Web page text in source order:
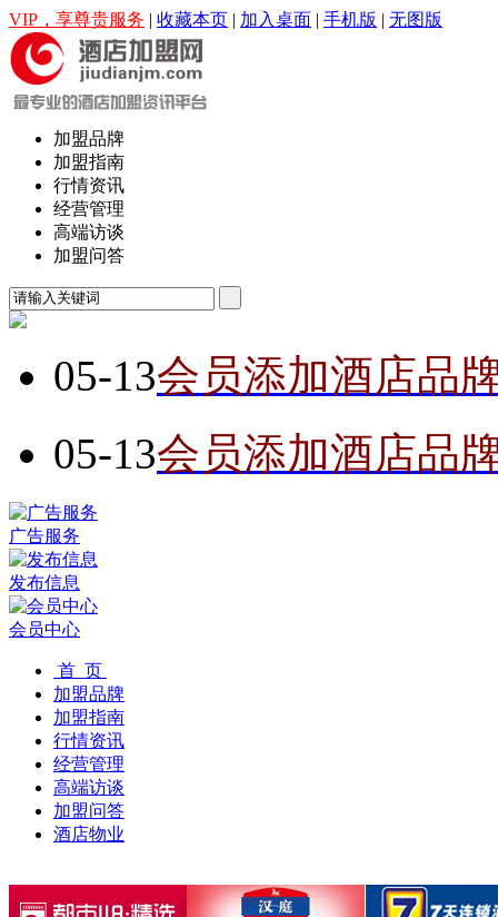
VIP，享尊贵服务 | 收藏本页 | 加入桌面 | 手机版 | 无图版
加盟品牌
加盟指南
行情资讯
经营管理
高端访谈
加盟问答
05-13会员添加酒店品
05-13会员添加酒店品
广告服务
发布信息
会员中心
首 页
加盟品牌
加盟指南
行情资讯
经营管理
高端访谈
加盟问答
酒店物业